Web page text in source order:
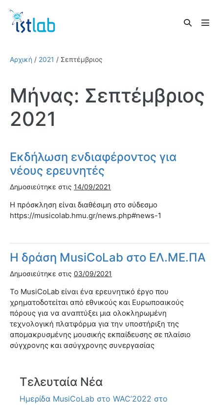
content
Search
Αρχική / 2021 / Σεπτέμβριος
Μήνας: Σεπτέμβριος
2021
Εκδήλωση ενδιαφέροντος για
νέους ερευνητές
Δημοσιεύτηκε στις 14/09/2021
Η πρόσκληση είναι διαθέσιμη στο σύδεσμο
https://musicolab.hmu.gr/news.php#news-1
Η δράση MusiCoLab στο ΕΛ.ΜΕ.ΠΑ
Δημοσιεύτηκε στις 03/09/2021
Το MusiCoLab είναι ένα ερευνητικό έργο που
χρηματοδοτείται από εθνικούς και Ευρωποαικούς
πόρους για να αναπτύξει μια ολοκληρωμένη
τεχνολογική πλατφόρμα για την υποστήριξη της
απομακρυσμένης μουσικής εκπαίδευσης σε πλαίσιο
σύγχρονης και ασύγχρονης συνεργασίας
Τελευταία Νέα
Ημερίδα MusiCoLab στο WAC’2022 στο